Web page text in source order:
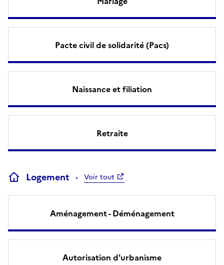
Pacte civil de solidarité (Pacs)
Naissance et filiation
Retraite
Logement Voir tout
Aménagement - Déménagement
Autorisation d'urbanisme